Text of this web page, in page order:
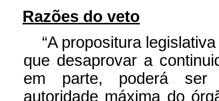
Razões do veto
“A propositura
que desaprovar a
em parte, poderá ser
autoridade máxima do